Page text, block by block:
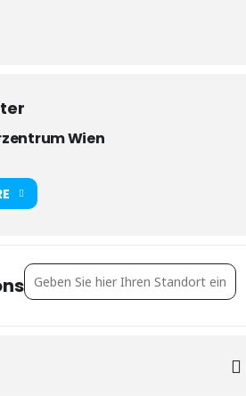
Wien
Address - Spielplatz Stadt – Urban